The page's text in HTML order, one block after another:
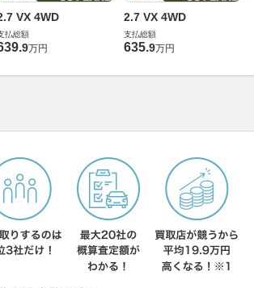
VX 4WD
払総額
.9万円
2.7 VX 4WD
支払総額
635.9万円